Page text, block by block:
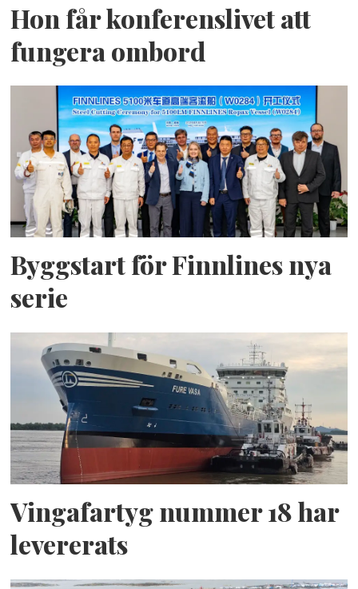
Hon får konferenslivet att
fungera ombord
Byggstart för Finnlines nya
serie
Vingafartyg nummer 18 har
levererats